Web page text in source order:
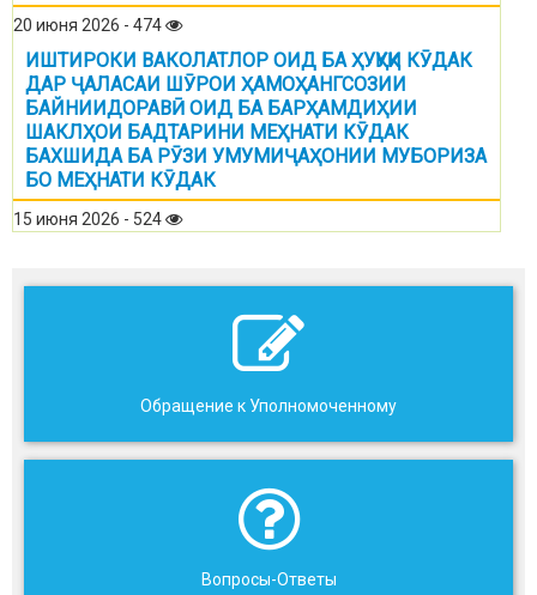
20 июня 2026 - 474
ИШТИРОКИ ВАКОЛАТЛОР ОИД БА ҲУҚУҚИ КӮДАК
ДАР ҶАЛАСАИ ШӮРОИ ҲАМОҲАНГСОЗИИ
БАЙНИИДОРАВӢ ОИД БА БАРҲАМДИҲИИ
ШАКЛҲОИ БАДТАРИНИ МЕҲНАТИ КӮДАК
БАХШИДА БА РӮЗИ УМУМИҶАҲОНИИ МУБОРИЗА
БО МЕҲНАТИ КӮДАК
15 июня 2026 - 524
Обращение к Уполномоченному
Вопросы-Ответы